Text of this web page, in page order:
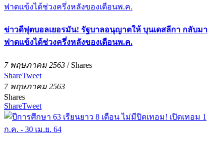
ข่าวดีฟุตบอลเยอรมัน! รัฐบาลอนุญาตให้ บุนเดสลีกา กลับมา
ฟาดแข้งได้ช่วงครึ่งหลังของเดือนพ.ค.
7 พฤษภาคม 2563 / Shares
ShareTweet
7 พฤษภาคม 2563
Shares
ShareTweet